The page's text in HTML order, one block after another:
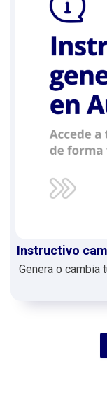
Instructivo
Genera o cambia